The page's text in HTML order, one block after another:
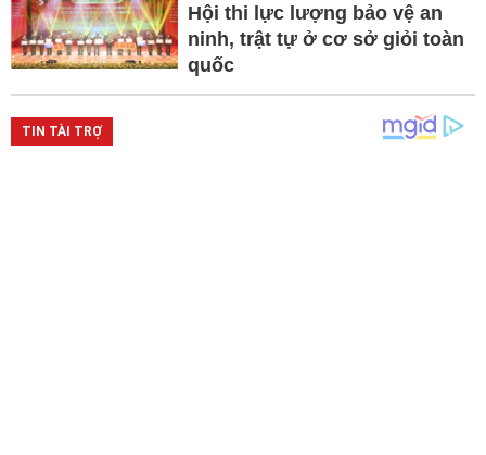
Hội thi lực lượng bảo vệ an
ninh, trật tự ở cơ sở giỏi toàn
quốc